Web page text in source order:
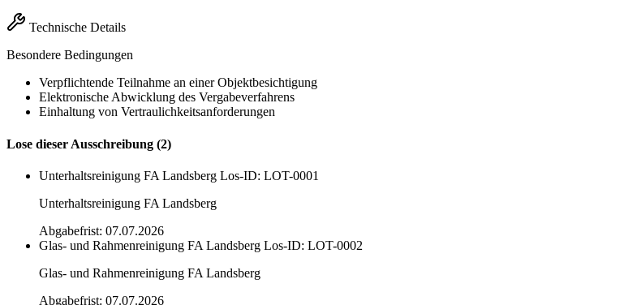
Technische Details
Besondere Bedingungen
Verpflichtende Teilnahme an einer Objektbesichtigung
Elektronische Abwicklung des Vergabeverfahrens
Einhaltung von Vertraulichkeitsanforderungen
Lose dieser Ausschreibung (2)
Unterhaltsreinigung FA Landsberg Los-ID: LOT-0001
Unterhaltsreinigung FA Landsberg
Abgabefrist: 07.07.2026
Glas- und Rahmenreinigung FA Landsberg Los-ID: LOT-0002
Glas- und Rahmenreinigung FA Landsberg
Abgabefrist: 07.07.2026